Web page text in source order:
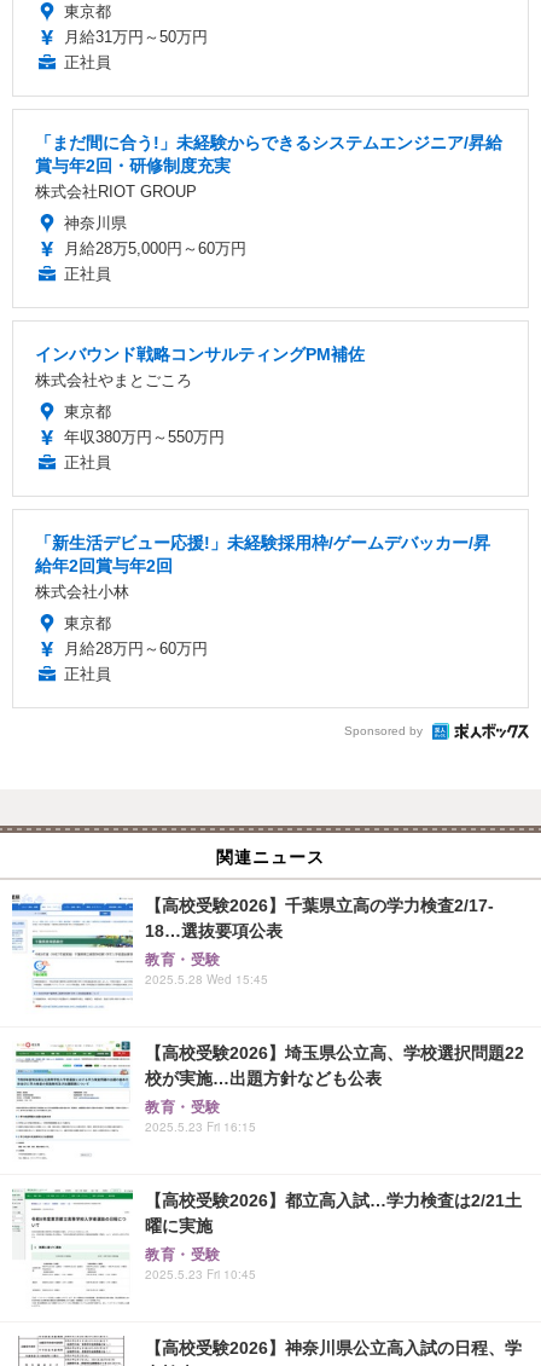
東京都
月給31万円～50万円
正社員
「まだ間に合う!」未経験からできるシステムエンジニア/昇給
賞与年2回・研修制度充実
株式会社RIOT GROUP
神奈川県
月給28万5,000円～60万円
正社員
インバウンド戦略コンサルティングPM補佐
株式会社やまとごころ
東京都
年収380万円～550万円
正社員
「新生活デビュー応援!」未経験採用枠/ゲームデバッカー/昇
給年2回賞与年2回
株式会社小林
東京都
月給28万円～60万円
正社員
Sponsored by
関連ニュース
【高校受験2026】千葉県立高の学力検査2/17-
18…選抜要項公表
教育・受験
2025.5.28 Wed 15:45
【高校受験2026】埼玉県公立高、学校選択問題22
校が実施…出題方針なども公表
教育・受験
2025.5.23 Fri 16:15
【高校受験2026】都立高入試…学力検査は2/21土
曜に実施
教育・受験
2025.5.23 Fri 10:45
【高校受験2026】神奈川県公立高入試の日程、学